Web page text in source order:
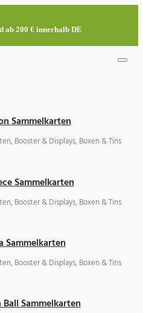
ab 200 € innerhalb DE
Sammelkarten
Booster & Displays, Boxen & Tins
Sammelkarten
Booster & Displays, Boxen & Tins
Sammelkarten
Booster & Displays, Boxen & Tins
Sammelkarten